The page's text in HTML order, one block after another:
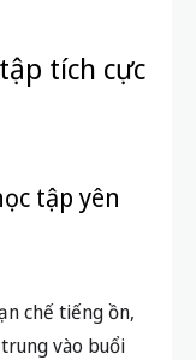
tích cực
tập yên
chế tiếng ồn,
vào buổi